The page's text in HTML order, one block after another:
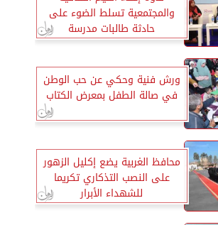
والمجتمعية تسلط الضوء على
حادثة طالبات مدرسة
الانترناشونال
ورش فنية وحكي عن حب الوطن
في صالة الطفل بمعرض الكتاب
محافظ الغربية يضع إكليل الزهور
على النصب التذكاري تكريما
للشهداء الأبرار